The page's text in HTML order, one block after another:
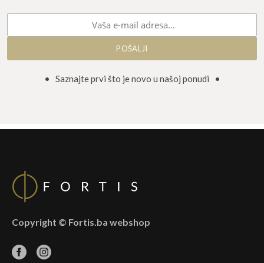
• Saznajte prvi što je novo u našoj ponudi •
Copyright © Fortis.ba webshop